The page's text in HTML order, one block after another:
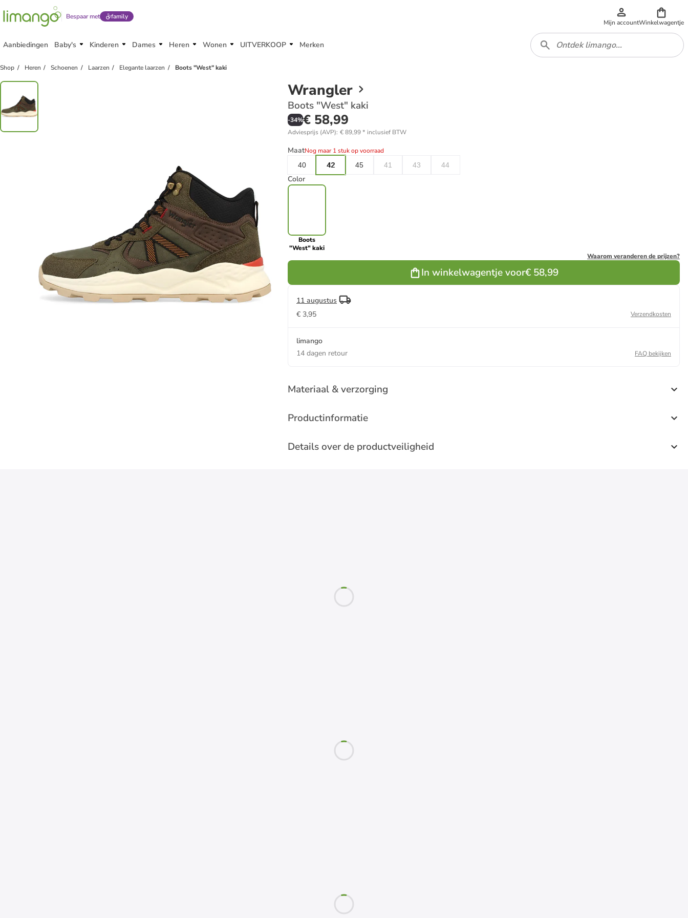
Bespaar met family
Mijn accountWinkelwagentje
Aanbiedingen Baby's Kinderen Dames Heren Wonen UITVERKOOP Merken
Shop Heren Schoenen Laarzen Elegante laarzen Boots "West" kaki
Wrangler
Boots "West" kaki
-34%€ 58,99
Adviesprijs (AVP): € 89,99* inclusief BTW
MaatNog maar 1 stuk op voorraad
40
42 45 41 43 44
Color
Boots
"West" kaki
Waarom veranderen de prijzen?
In winkelwagentje voor€ 58,99
11 augustus
€ 3,95
Verzendkosten
limango
14 dagen retour
FAQ bekijken
Materiaal & verzorging
Productinformatie
Details over de productveiligheid